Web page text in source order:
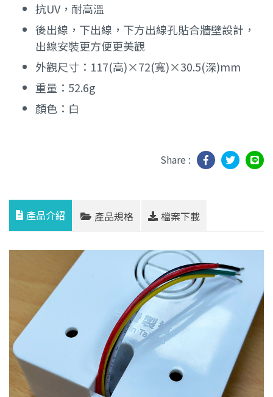
抗UV，耐高溫
後出線，下出線，下方出線孔貼合牆壁設計，
出線安裝更方便更美觀
外觀尺寸：117(高)×72(寬)×30.5(深)mm
重量：52.6g
顏色：白
Share :
產品介紹 產品規格 檔案下載